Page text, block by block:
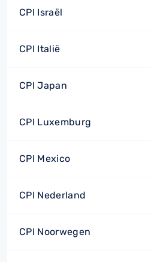
CPI Israël
CPI Italië
CPI Japan
CPI Luxemburg
CPI Mexico
CPI Nederland
CPI Noorwegen